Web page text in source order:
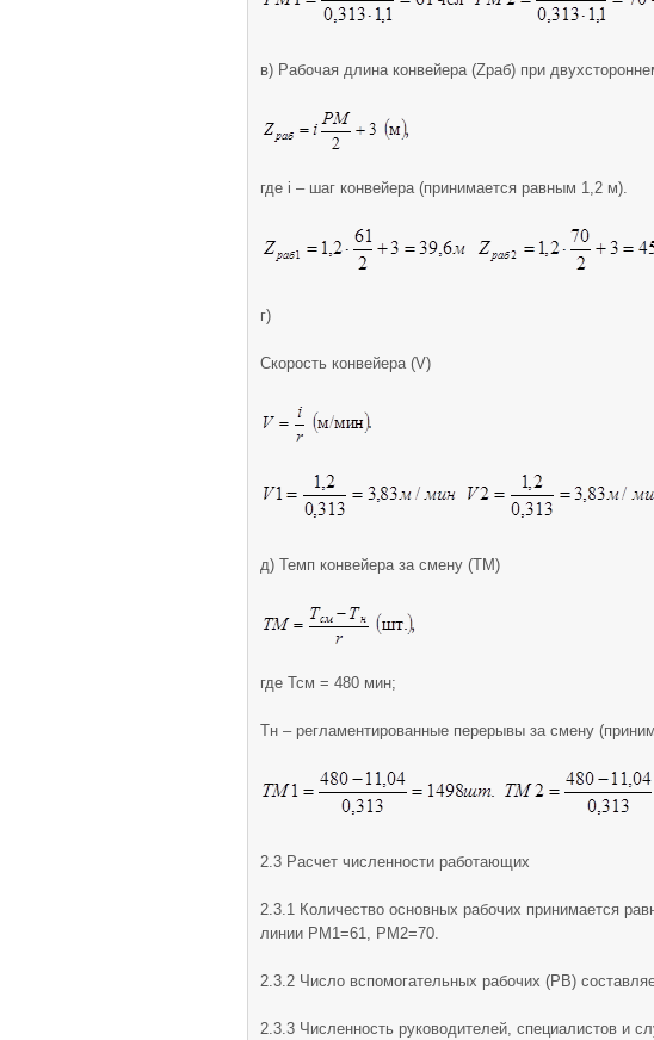
в) Рабочая длина конвейера (Zраб) при
где i – шаг конвейера (принимается равным 1,2 м).
г)
Скорость конвейера (V)
д) Темп конвейера за смену (ТМ)
где Тсм = 480 мин;
Tн – регламентированные перерывы за смену
2.3 Расчет численности работающих
2.3.1 Количество основных рабочих принимается
линии РМ1=61, РМ2=70.
2.3.2 Число вспомогательных рабочих (РВ)
2.3.3 Численность руководителей, специалистов и